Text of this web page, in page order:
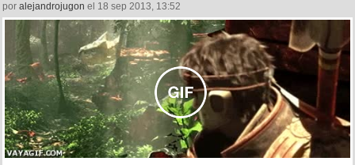
por alejandrojugon el 18 sep 2013, 13:52